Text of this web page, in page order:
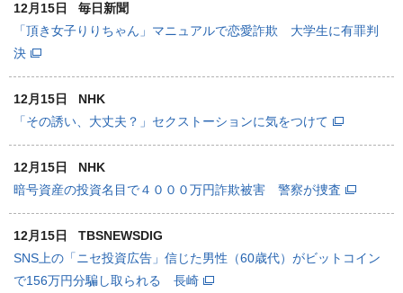
12月15日
毎日新聞
「頂き女子りりちゃん」マニュアルで恋愛詐欺 大学生に有罪判
決
12月15日
NHK
「その誘い、大丈夫？」セクストーションに気をつけて
12月15日
NHK
暗号資産の投資名目で４０００万円詐欺被害 警察が捜査
12月15日
TBSNEWSDIG
SNS上の「ニセ投資広告」信じた男性（60歳代）がビットコイン
で156万円分騙し取られる 長崎